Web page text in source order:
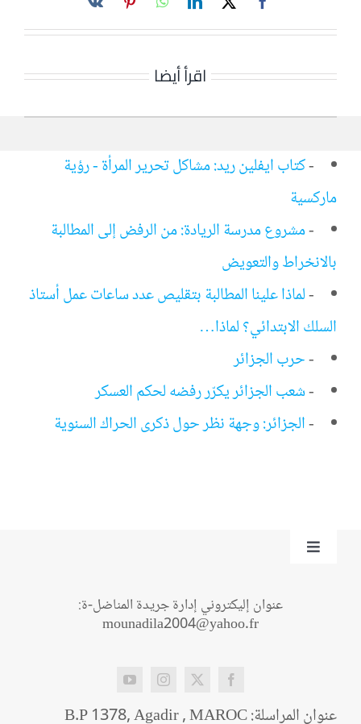
اقرأ أيضا
-كتاب ايفلين ريد: مشاكل تحرير المرأة - رؤية
ماركسية
-مشروع مدرسة الريادة: من الرفض إلى المطالبة
بالانخراط والتعويض
-لماذا علينا المطالبة بتقليص عدد ساعات عمل أستاذ
السلك الابتدائي؟ لماذا…
-حرب الجزائر
-شعب الجزائر يكرّر رفضه لحكم العسكر
-الجزائر: وجهة نظر حول ذكرى الحراك السنوية
Toggle
عنوان إليكتروني إدارة جريدة المناضل-ة:
mounadila2004@yahoo.fr
عنوان المراسلة: B.P 1378, Agadir , MAROC